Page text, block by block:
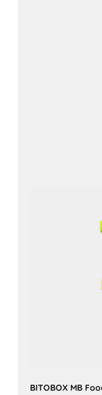
BITOBOX MB